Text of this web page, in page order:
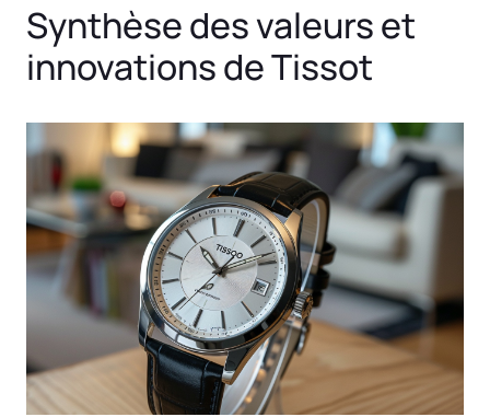
Synthèse des valeurs et
innovations de Tissot